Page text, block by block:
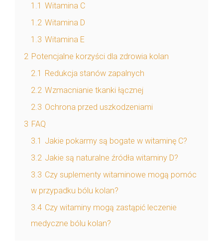
1.1 Witamina C
1.2 Witamina D
1.3 Witamina E
2 Potencjalne korzyści dla zdrowia kolan
2.1 Redukcja stanów zapalnych
2.2 Wzmacnianie tkanki łącznej
2.3 Ochrona przed uszkodzeniami
3 FAQ
3.1 Jakie pokarmy są bogate w witaminę C?
3.2 Jakie są naturalne źródła witaminy D?
3.3 Czy suplementy witaminowe mogą pomóc
w przypadku bólu kolan?
3.4 Czy witaminy mogą zastąpić leczenie
medyczne bólu kolan?